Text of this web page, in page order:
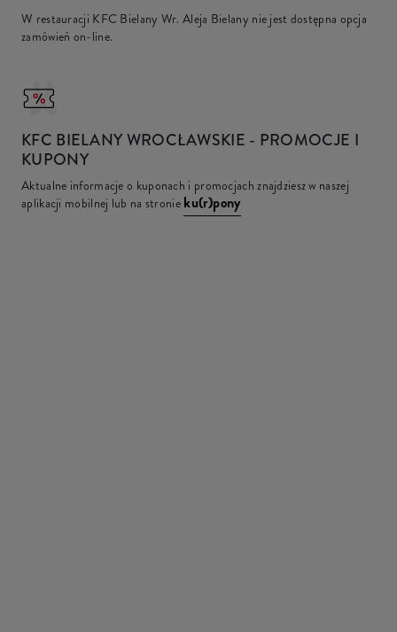
W restauracji KFC Bielany Wr. Aleja Bielany nie jest dostępna opcja
zamówień on-line.
KFC BIELANY WROCŁAWSKIE - PROMOCJE I
KUPONY
Aktualne informacje o kuponach i promocjach znajdziesz w naszej
aplikacji mobilnej lub na stronie ku(r)pony